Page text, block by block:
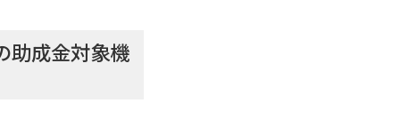
助成金対象機